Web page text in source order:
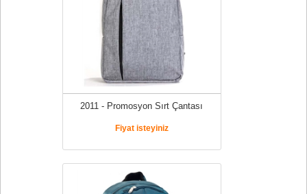
2011 - Promosyon Sırt Çantası
Fiyat isteyiniz